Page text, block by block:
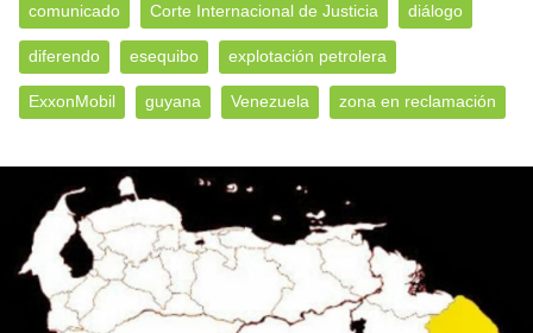
comunicado Corte Internacional de Justicia diálogo
diferendo esequibo explotación petrolera
ExxonMobil guyana Venezuela zona en reclamación